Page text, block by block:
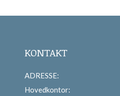
KONTAKT
ADRESSE:
Hovedkontor: